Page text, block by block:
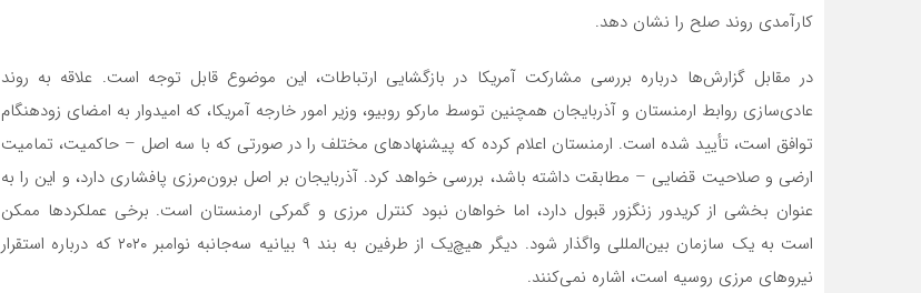
کارآمدی روند صلح را نشان دهد.
در مقابل گزارش‌ها درباره بررسی مشارکت آمریکا در بازگشایی ارتباطات، این موضوع قابل توجه است. علاقه به روند
عادی‌سازی روابط ارمنستان و آذربایجان همچنین توسط مارکو روبیو، وزیر امور خارجه آمریکا، که امیدوار به امضای زودهنگام
توافق است، تأیید شده است. ارمنستان اعلام کرده که پیشنهادهای مختلف را در صورتی که با سه اصل – حاکمیت، تمامیت
ارضی و صلاحیت قضایی – مطابقت داشته باشد، بررسی خواهد کرد. آذربایجان بر اصل برون‌مرزی پافشاری دارد، و این را به
عنوان بخشی از کریدور زنگزور قبول دارد، اما خواهان نبود کنترل مرزی و گمرکی ارمنستان است. برخی عملکردها ممکن
است به یک سازمان بین‌المللی واگذار شود. دیگر هیچ‌یک از طرفین به بند ۹ بیانیه سه‌جانبه نوامبر ۲۰۲۰ که درباره استقرار
نیروهای مرزی روسیه است، اشاره نمی‌کنند.